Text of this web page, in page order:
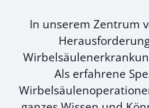
In unserem Zentrum
Als erfahrene